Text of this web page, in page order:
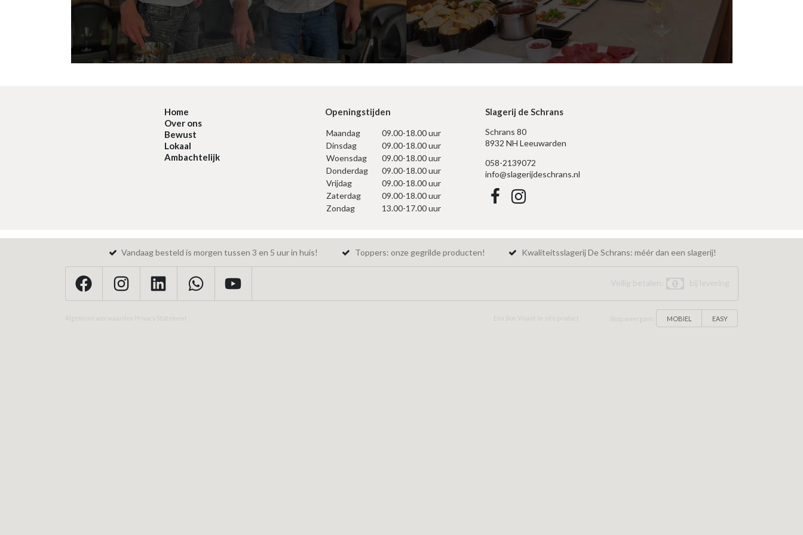
Home
Over ons
Bewust
Lokaal
Ambachtelijk
Openingstijden
Maandag
09.00-18.00 uur
Dinsdag
09.00-18.00 uur
Woensdag
09.00-18.00 uur
Donderdag
09.00-18.00 uur
Vrijdag
09.00-18.00 uur
Zaterdag
09.00-18.00 uur
Zondag
13.00-17.00 uur
Slagerij de Schrans
Schrans 80
8932 NH Leeuwarden
058-2139072
info@slagerijdeschrans.nl
Vandaag besteld is morgen tussen 3 en 5 uur in huis! Toppers: onze gegrilde producten! Kwaliteitsslagerij De Schrans: méér dan een slagerij!
MOBIEL EASY